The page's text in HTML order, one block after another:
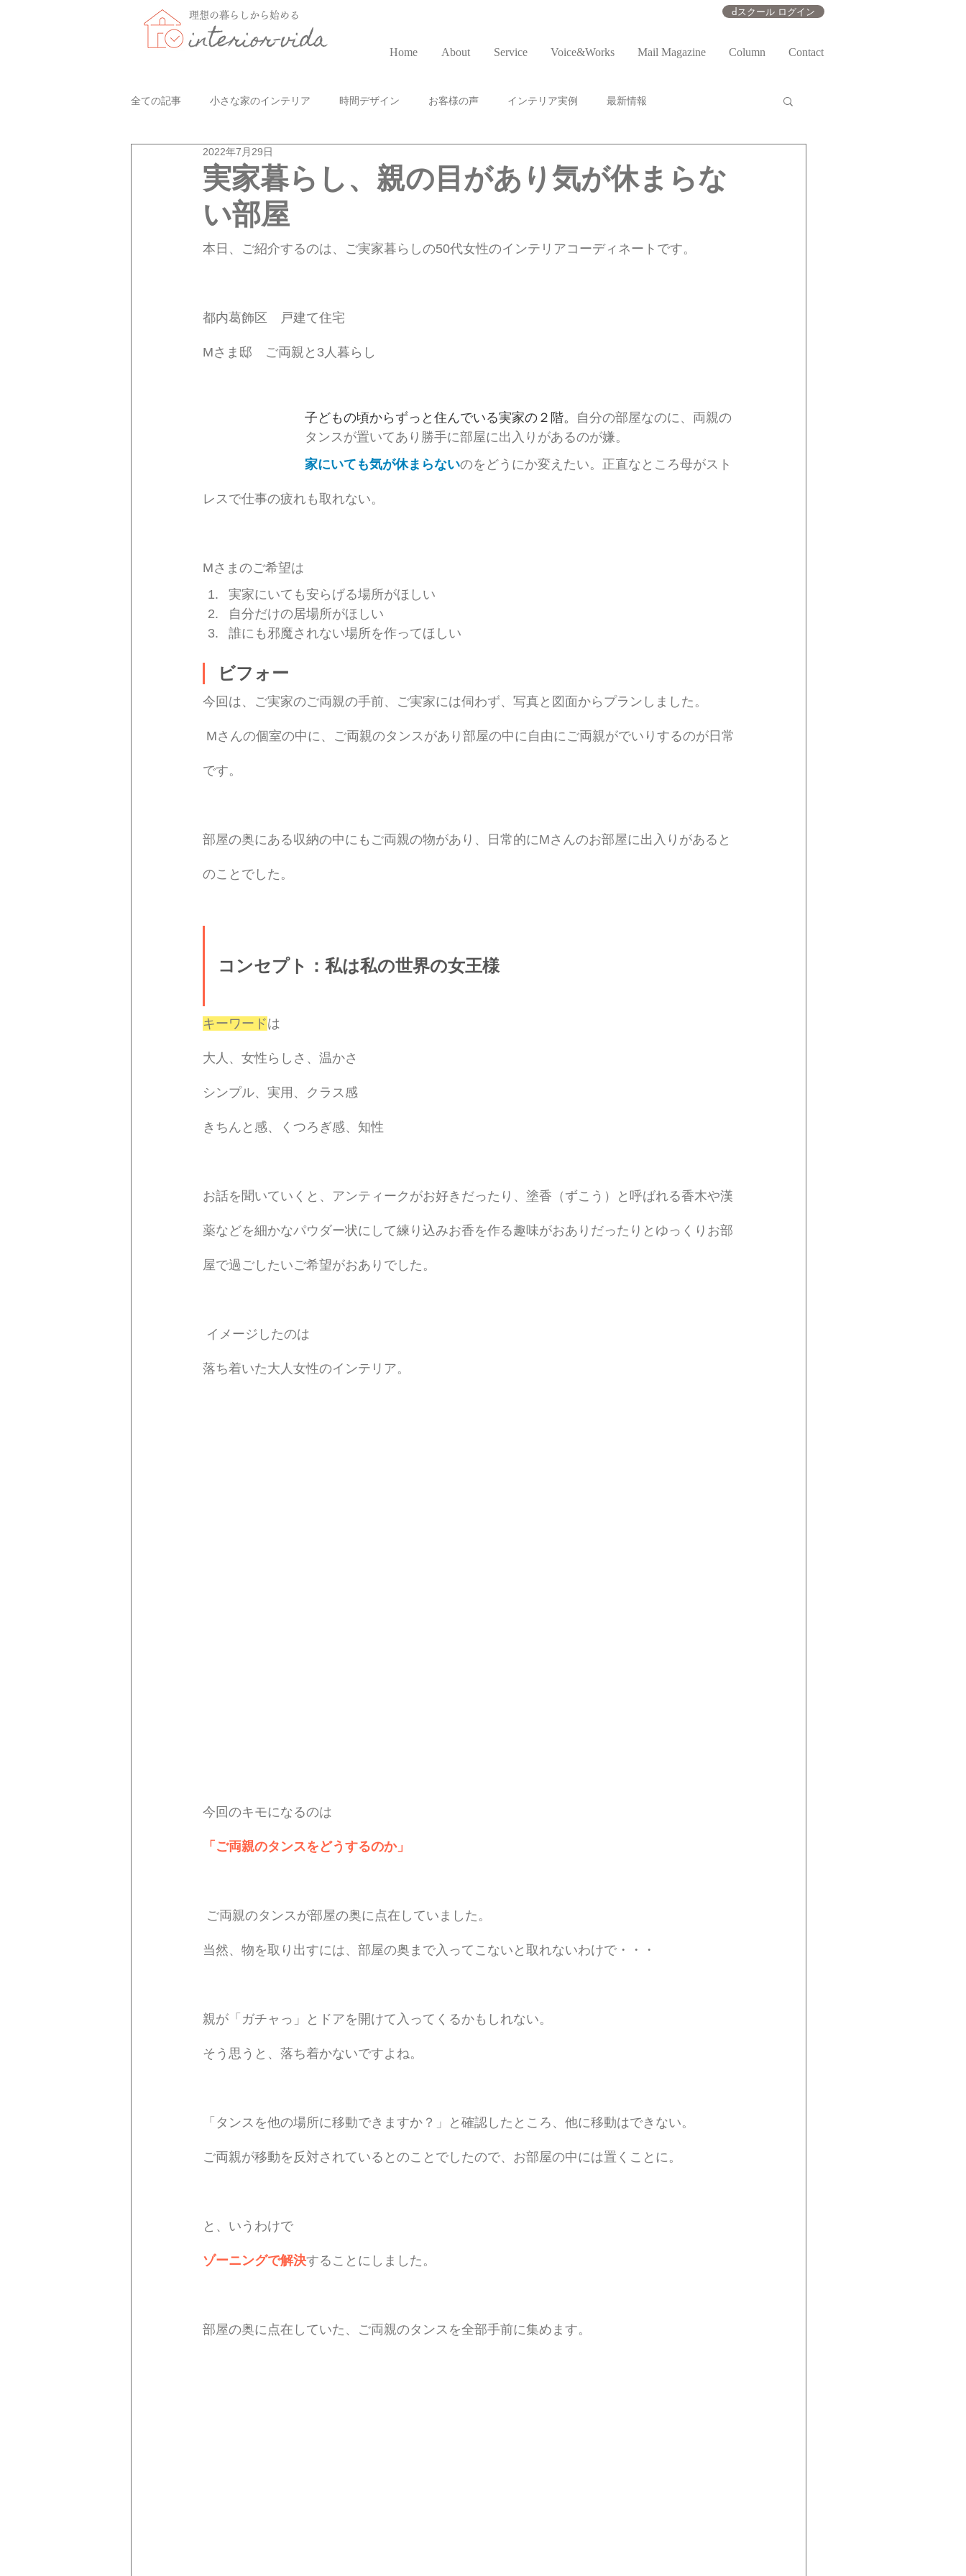
理想の暮らしから始める
interior-vida
dスクール ログイン
Home About Service Voice&Works Mail Magazine Column Contact
全ての記事 小さな家のインテリア 時間デザイン お客様の声 インテリア実例 最新情報
実家暮らし、親の目があり気が休まらな
い部屋
2022年7月29日
本日、ご紹介するのは、ご実家暮らしの50代女性のインテリアコーディネートです。
都内葛飾区　戸建て住宅
Mさま邸　ご両親と3人暮らし
子どもの頃からずっと住んでいる実家の２階。 自分の部屋なのに、両親の
タンスが置いてあり勝手に部屋に出入りがあるのが嫌。
家にいても気が休まらないのをどうにか変えたい。正直なところ母がスト
レスで仕事の疲れも取れない。
Mさまのご希望は
実家にいても安らげる場所がほしい
自分だけの居場所がほしい
誰にも邪魔されない場所を作ってほしい
ビフォー
今回は、ご実家のご両親の手前、ご実家には伺わず、写真と図面からプランしました。
です。
部屋の奥にある収納の中にもご両親の物があり、日常的にMさんのお部屋に出入りがあると
のことでした。
コンセプト：私は私の世界の女王様
キーワードは
大人、女性らしさ、温かさ
シンプル、実用、クラス感
きちんと感、くつろぎ感、知性
お話を聞いていくと、アンティークがお好きだったり、塗香（ずこう）と呼ばれる香木や漢
薬などを細かなパウダー状にして練り込みお香を作る趣味がおありだったりとゆっくりお部
屋で過ごしたいご希望がおありでした。
イメージしたのは
落ち着いた大人女性のインテリア。
今回のキモになるのは
「ご両親のタンスをどうするのか」
ご両親のタンスが部屋の奥に点在していました。
当然、物を取り出すには、部屋の奥まで入ってこないと取れないわけで・・・
親が「ガチャっ」とドアを開けて入ってくるかもしれない。
そう思うと、落ち着かないですよね。
「タンスを他の場所に移動できますか？」と確認したところ、他に移動はできない。
ご両親が移動を反対されているとのことでしたので、お部屋の中には置くことに。
と、いうわけで
ゾーニングで解決することにしました。
部屋の奥に点在していた、ご両親のタンスを全部手前に集めます。